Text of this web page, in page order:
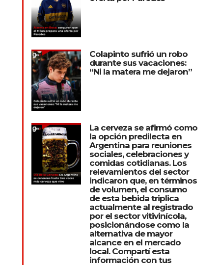
Colapinto sufrió un robo
durante sus vacaciones:
“Ni la matera me dejaron”
La cerveza se afirmó como
la opción predilecta en
Argentina para reuniones
sociales, celebraciones y
comidas cotidianas. Los
relevamientos del sector
indicaron que, en términos
de volumen, el consumo
de esta bebida triplica
actualmente al registrado
por el sector vitivinícola,
posicionándose como la
alternativa de mayor
alcance en el mercado
local. Compartí esta
información con tus